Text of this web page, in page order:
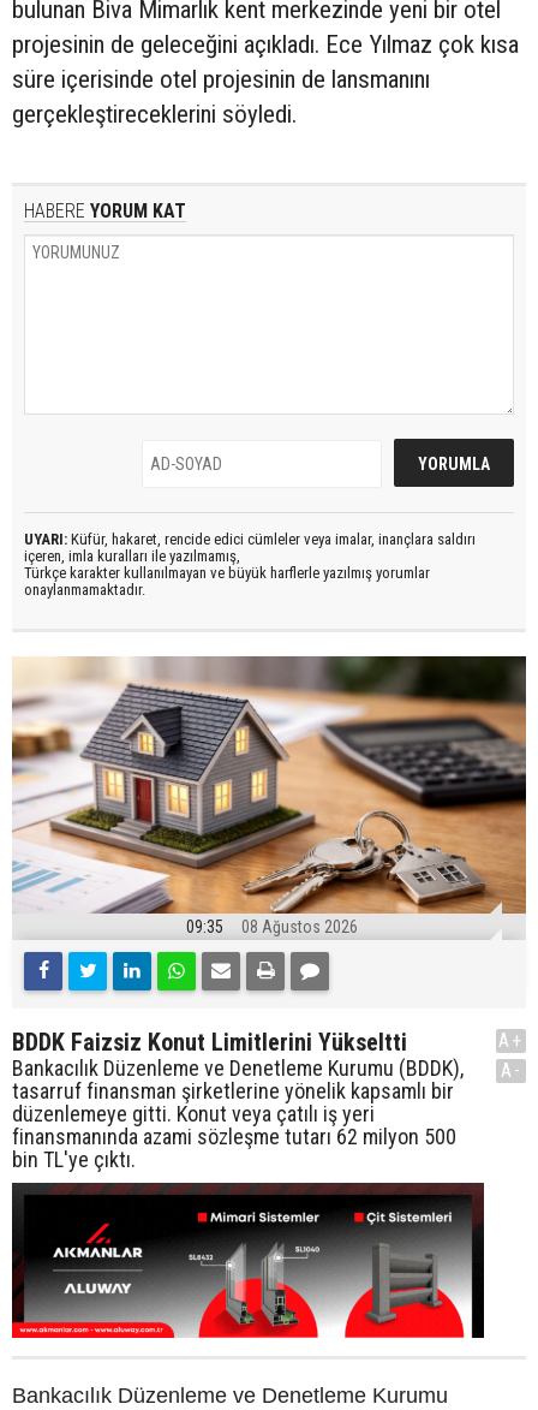
bulunan Biva Mimarlık kent merkezinde yeni bir otel
projesinin de geleceğini açıkladı. Ece Yılmaz çok kısa
süre içerisinde otel projesinin de lansmanını
gerçekleştireceklerini söyledi.
HABERE YORUM KAT
UYARI: Küfür, hakaret, rencide edici cümleler veya imalar, inançlara saldırı
içeren, imla kuralları ile yazılmamış,
Türkçe karakter kullanılmayan ve büyük harflerle yazılmış yorumlar
onaylanmamaktadır.
09:35 08 Ağustos 2026
BDDK Faizsiz Konut Limitlerini Yükseltti
Bankacılık Düzenleme ve Denetleme Kurumu (BDDK),
tasarruf finansman şirketlerine yönelik kapsamlı bir
düzenlemeye gitti. Konut veya çatılı iş yeri
finansmanında azami sözleşme tutarı 62 milyon 500
bin TL'ye çıktı.
A+
A-
Bankacılık Düzenleme ve Denetleme Kurumu